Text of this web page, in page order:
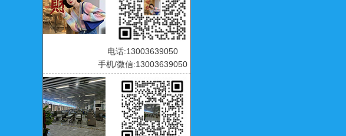
电话:13003639050
手机/微信:13003639050